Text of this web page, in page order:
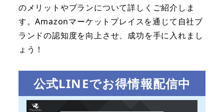
のメリットやプランについて詳しくご紹介しま
す。Amazonマーケットプレイスを通じて自社ブ
ランドの認知度を向上させ、成功を手に入れまし
ょう！
公式LINEでお得情報配信中